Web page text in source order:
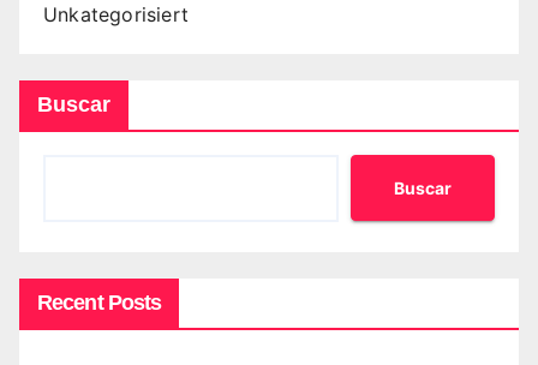
Unkategorisiert
Buscar
Buscar
Recent Posts